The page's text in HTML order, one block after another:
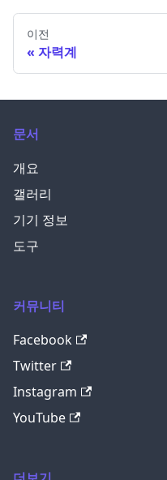
이전
자력계
문서
개요
갤러리
기기 정보
도구
커뮤니티
Facebook
Twitter
Instagram
YouTube